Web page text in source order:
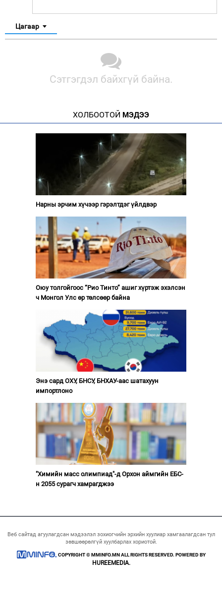
Цагаар
Сэтгэгдэл байхгүй байна.
ХОЛБООТОЙ МЭДЭЭ
Нарны эрчим хүчээр гэрэлтдэг үйлдвэр
Оюу толгойгоос “Рио Тинто” ашиг хүртэж эхэлсэн
ч Монгол Улс өр төлсөөр байна
Энэ сард ОХУ, БНСУ, БНХАУ-аас шатахуун
импортлоно
"Химийн масс олимпиад"-д Орхон аймгийн ЕБС-
н 2055 сурагч хамрагджээ
Веб сайтад агуулагдсан мэдээлэл зохиогчийн эрхийн хуулиар хамгаалагдсан тул
зөвшөөрөлгүй хуулбарлах хориотой.
COPYRIGHT © MMINFO.MN ALL RIGHTS RESERVED. POWERED BY
HUREEMEDIA.